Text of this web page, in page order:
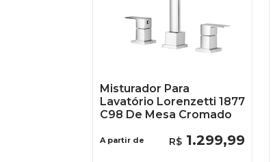
Misturador Para
Lavatório Lorenzetti 1877
C98 De Mesa Cromado
A partir de R$ 1.299,99